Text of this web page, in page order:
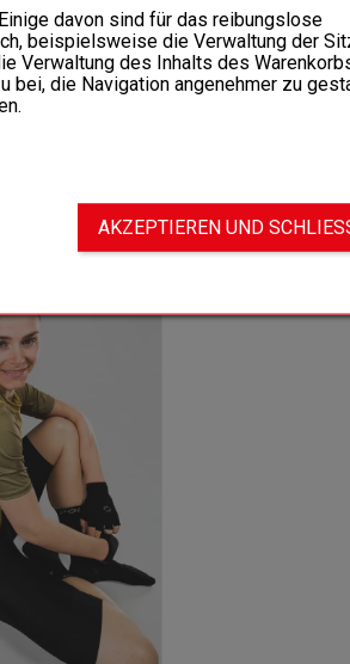
davon sind für das reibungslose
beispielsweise die Verwaltung der
Verwaltung des Inhalts des
bei, die Navigation angenehmer zu
AKZEPTIEREN UND